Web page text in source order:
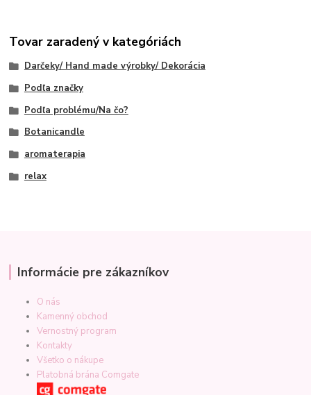
Tovar zaradený v kategóriách
Darčeky/ Hand made výrobky/ Dekorácia
Podľa značky
Podľa problému/Na čo?
Botanicandle
aromaterapia
relax
Informácie pre zákazníkov
O nás
Kamenný obchod
Vernostný program
Kontakty
Všetko o nákupe
Platobná brána Comgate